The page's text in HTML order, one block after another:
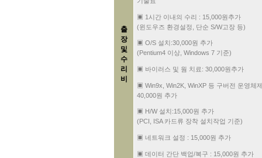
출
장
및
수
리
비
▣ 1시간 이내의 수리 : 15,000원추가
(윈도우즈 환경설정, 단순 S/W고장 등)
▣ O/S 설치:30,000원 추가
(Pentium4 이상, Windows 7 기준)
▣ 바이러스 및 웜 치료: 30,000원추가
▣ Win9x, Win2K, WinXP 등 구버전 운영체
40,000원 추가
▣ H/W 설치:15,000원 추가
(PCI, ISA 카드류 장착 설치작업 기준)
▣ 네트워크 설정 : 15,000원 추가
▣ 데이터 간단 백업/복구 : 15,000원 추가